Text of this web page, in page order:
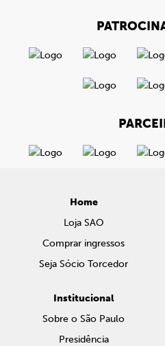
Home
Loja SAO
Comprar ingressos
Seja Sócio Torcedor
Institucional
Sobre o São Paulo
Presidência